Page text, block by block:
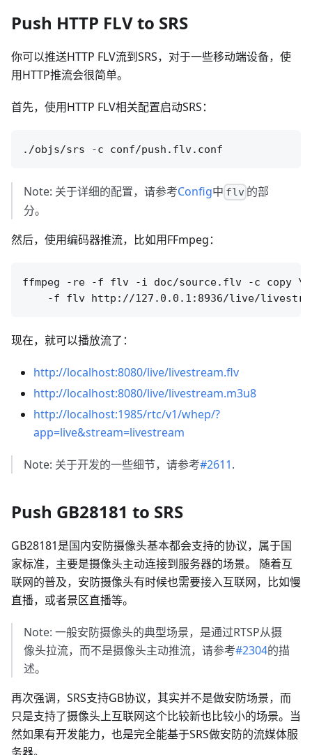
Push HTTP FLV to SRS
你可以推送HTTP FLV流到SRS，对于一些移动端设备，使
用HTTP推流会很简单。
首先，使用HTTP FLV相关配置启动SRS：
Note: 关于详细的配置，请参考Config中 flv 的部
分。
然后，使用编码器推流，比如用FFmpeg：
ffmpeg -re -f flv -i doc/source.flv -c copy \
现在，就可以播放流了：
http://localhost:8080/live/livestream.flv
http://localhost:8080/live/livestream.m3u8
http://localhost:1985/rtc/v1/whep/?
app=live&stream=livestream
Note: 关于开发的一些细节，请参考#2611.
Push GB28181 to SRS
GB28181是国内安防摄像头基本都会支持的协议，属于国
家标准，主要是摄像头主动连接到服务器的场景。 随着互
联网的普及，安防摄像头有时候也需要接入互联网，比如慢
直播，或者景区直播等。
Note: 一般安防摄像头的典型场景，是通过RTSP从摄
像头拉流，而不是摄像头主动推流，请参考#2304的描
述。
再次强调，SRS支持GB协议，其实并不是做安防场景，而
只是支持了摄像头上互联网这个比较新也比较小的场景。当
然如果有开发能力，也是完全能基于SRS做安防的流媒体服